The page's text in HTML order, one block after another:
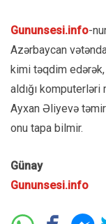
Gununsesi.info-
Azərbaycan
kimi təqdim edərək,
aldığı komputerləri
Ayxan Əliyevə
onu tapa bilmir.
Günay
Gununsesi.info